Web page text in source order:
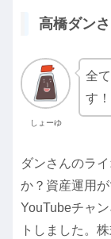
高橋ダン
しょーゆ
全
す！
ダンさんのラ
か？資産運用
YouTubeチャ
トしました。